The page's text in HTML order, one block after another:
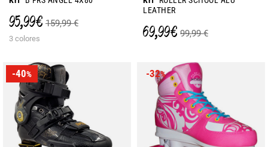
95,99 € 159,99 €
3 colores
LEATHER
69,99 € 99,99 €
-40% -32%